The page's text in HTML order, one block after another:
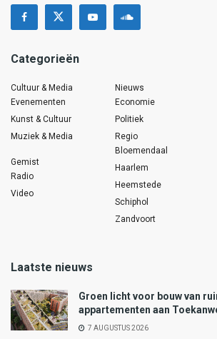
Categorieën
Cultuur & Media
Evenementen
Kunst & Cultuur
Muziek & Media
Gemist
Radio
Video
Nieuws
Economie
Politiek
Regio
Bloemendaal
Haarlem
Heemstede
Schiphol
Zandvoort
Laatste nieuws
Groen licht voor bouw van
appartementen aan
7 AUGUSTUS 2026